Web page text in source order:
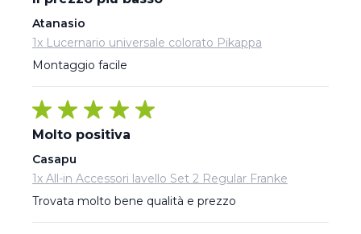
Atanasio
1x Lucernario universale colorato Pikappa
Montaggio facile
Molto positiva
Casapu
1x All-in Accessori lavello Set 2 Regular Franke
Trovata molto bene qualità e prezzo